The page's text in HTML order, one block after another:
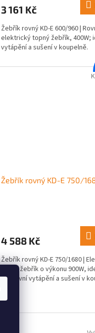
3 161 Kč
Žebřík rovný KD-E 600/960 |
elektrický topný žebřík, 400W;
vytápění a sušení v koupelně.
Žebřík rovný KD-E 750/
4 588 Kč
Žebřík rovný KD-E 750/1680 |
topný žebřík o výkonu 900W,
efektivní vytápění a sušení v